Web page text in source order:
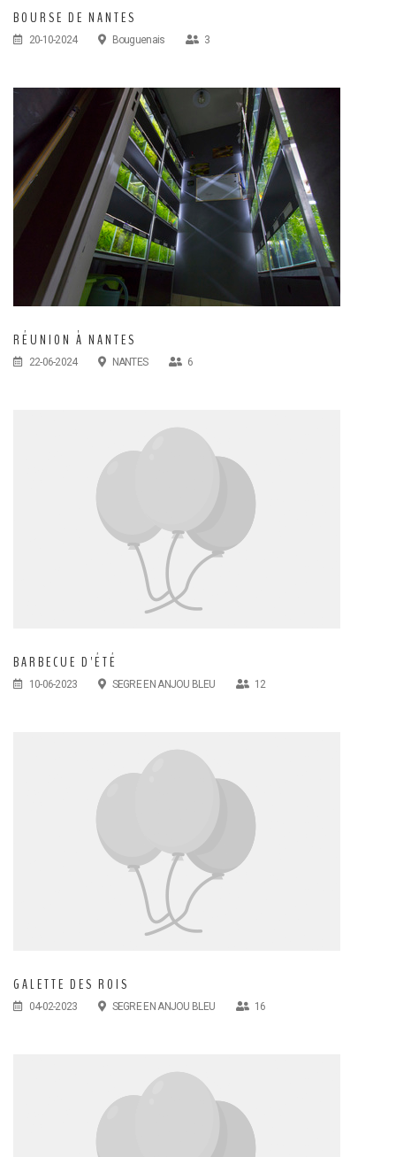
BOURSE DE NANTES
20-10-2024 Bouguenais 3
RÉUNION À NANTES
22-06-2024 NANTES 6
BARBECUE D'ÉTÉ
10-06-2023 SEGRE EN ANJOU BLEU 12
GALETTE DES ROIS
04-02-2023 SEGRE EN ANJOU BLEU 16